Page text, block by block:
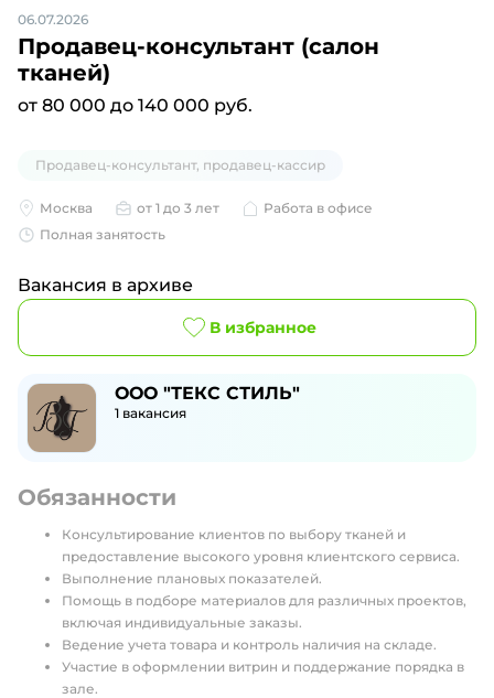
06.07.2026
Продавец-консультант (салон
тканей)
от 80 000 до 140 000 руб.
Продавец-консультант, продавец-кассир
Москва от 1 до 3 лет
Работа в офисе
Полная занятость
Вакансия в архиве
В избранное
ООО "ТЕКС СТИЛЬ"
1 вакансия
Обязанности
Консультирование клиентов по выбору тканей и
предоставление высокого уровня клиентского сервиса.
Выполнение плановых показателей.
Помощь в подборе материалов для различных проектов,
включая индивидуальные заказы.
Ведение учета товара и контроль наличия на складе.
Участие в оформлении витрин и поддержание порядка в
зале.